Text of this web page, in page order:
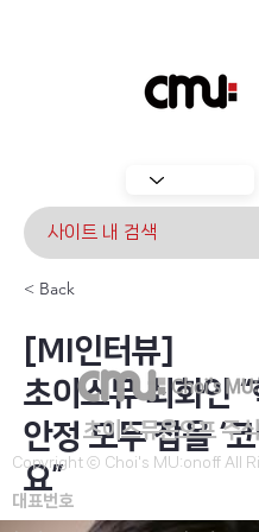
< Back
[MI인터뷰]
초이스뮤 최화인
안정 모두 잡을 ‘
요”
초이스뮤온오프 주
Copyright ⓒ Choi's MU:onoff All
대표번호